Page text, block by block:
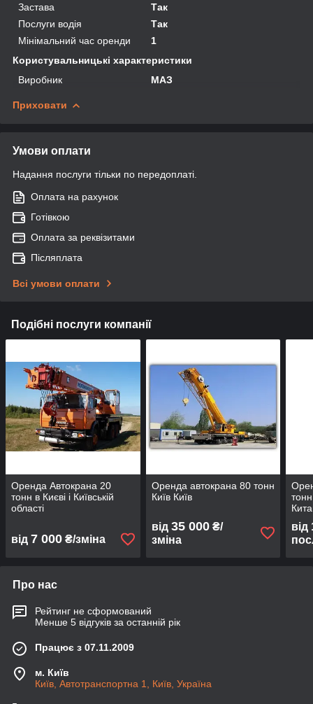
Застава
Так
Послуги водія
Так
Мінімальний час оренди
1
Користувальницькі характеристики
Виробник
МАЗ
Приховати
Умови оплати
Надання послуги тільки по передоплаті.
Оплата на рахунок
Готівкою
Оплата за реквізитами
Післяплата
Всі умови оплати
Подібні послуги компанії
Оренда Автокрана 20
тонн в Києві і Київській
області
від 7 000 ₴/зміна
Оренда автокрана 80 тонн
Київ Київ
від 35 000₴/
зміна
від
Про нас
Рейтинг не сформований
Менше 5 відгуків за останній рік
Працює з 07.11.2009
м. Київ
Київ, Автотранспортна 1, Київ, Україна